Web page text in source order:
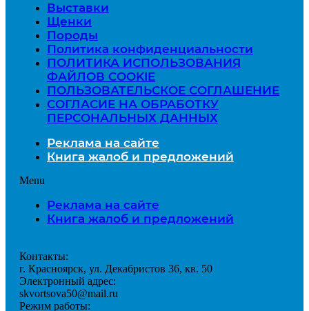
Выставки
Щенки
Породы
Политика конфиденциальности
ПОЛИТИКА ИСПОЛЬЗОВАНИЯ
ФАЙЛОВ COOKIE
ПОЛЬЗОВАТЕЛЬСКОЕ СОГЛАШЕНИЕ
СОГЛАСИЕ НА ОБРАБОТКУ
ПЕРСОНАЛЬНЫХ ДАННЫХ
Реклама на сайте
Книга жалоб и предложений
Menu
Реклама на сайте
Книга жалоб и предложений
Контакты:
г. Красноярск, ул. Декабристов 36, кв. 50
Электронный адрес:
skvortsova50@mail.ru
Режим работы: